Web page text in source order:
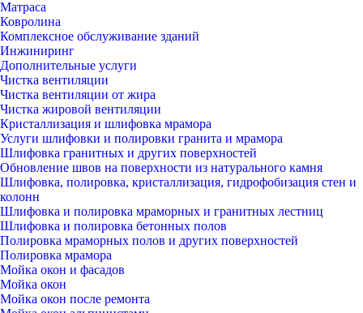
Матраса
Ковролина
Комплексное обслуживание зданий
Инжиниринг
Дополнительные услуги
Чистка вентиляции
Чистка вентиляции от жира
Чистка жировой вентиляции
Кристаллизация и шлифовка мрамора
Услуги шлифовки и полировки гранита и мрамора
Шлифовка гранитных и других поверхностей
Обновление швов на поверхности из натурального камня
Шлифовка, полировка, кристаллизация, гидрофобизация стен и
колонн
Шлифовка и полировка мраморных и гранитных лестниц
Шлифовка и полировка бетонных полов
Полировка мраморных полов и других поверхностей
Полировка мрамора
Мойка окон и фасадов
Мойка окон
Мойка окон после ремонта